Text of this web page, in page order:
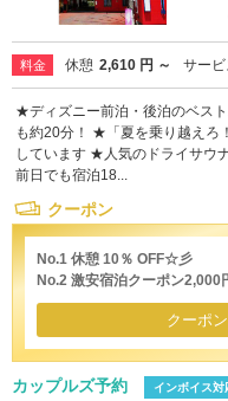
料金 休憩 2,610 円 ～ サー
★ディズニー前泊・後泊のベス
も約20分！ ★「夏を乗り越えろ
しています ★人気のドライサウ
前日でも宿泊18...
クーポン
No.1 休憩 10％ OFF☆彡
No.2 激安宿泊クーポン2,000
クーポ
カップルズ予約 インボイス対